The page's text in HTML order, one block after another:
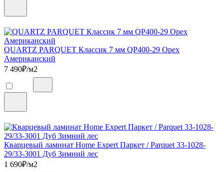
QUARTZ PARQUET Классик 7 мм QP400-29 Орех
Американский
7 490₽/м2
Кварцевый ламинат Home Expert Паркет / Parquet 33-1028-
29/33-3001 Дуб Зимний лес
1 690₽/м2